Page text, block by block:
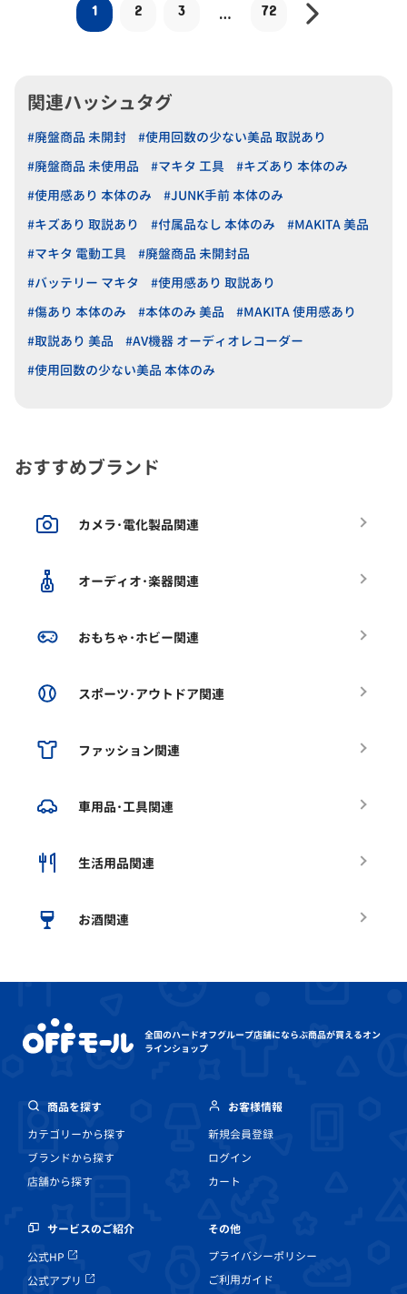
1 2 3 … 72
関連ハッシュタグ
#廃盤商品 未開封
#使用回数の少ない美品 取説あり
#廃盤商品 未使用品
#マキタ 工具
#キズあり 本体のみ
#使用感あり 本体のみ
#JUNK手前 本体のみ
#キズあり 取説あり
#付属品なし 本体のみ
#MAKITA 美品
#マキタ 電動工具
#廃盤商品 未開封品
#バッテリー マキタ
#使用感あり 取説あり
#傷あり 本体のみ
#本体のみ 美品
#MAKITA 使用感あり
#取説あり 美品
#AV機器 オーディオレコーダー
#使用回数の少ない美品 本体のみ
おすすめブランド
カメラ･電化製品関連
オーディオ･楽器関連
おもちゃ･ホビー関連
スポーツ･アウトドア関連
ファッション関連
車用品･工具関連
生活用品関連
お酒関連
全国のハードオフグループ店舗にならぶ商品が買えるオン
ラインショップ
商品を探す
カテゴリーから探す
ブランドから探す
店舗から探す
お客様情報
新規会員登録
ログイン
カート
サービスのご紹介
公式HP
公式アプリ
その他
プライバシーポリシー
ご利用ガイド